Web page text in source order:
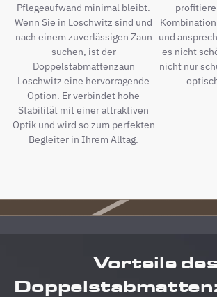
Pflegeaufwand minimal bleibt.
Wenn Sie in Loschwitz sind und
nach einem zuverlässigen Zaun
suchen, ist der
Doppelstabmattenzaun
Loschwitz eine hervorragende
Option. Er verbindet hohe
Stabilität mit einer attraktiven
Optik und wird so zum perfekten
Begleiter in Ihrem Alltag.
und
es nicht
nicht nur
Vorteile